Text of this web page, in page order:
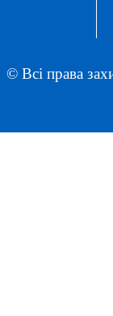
© Всі права